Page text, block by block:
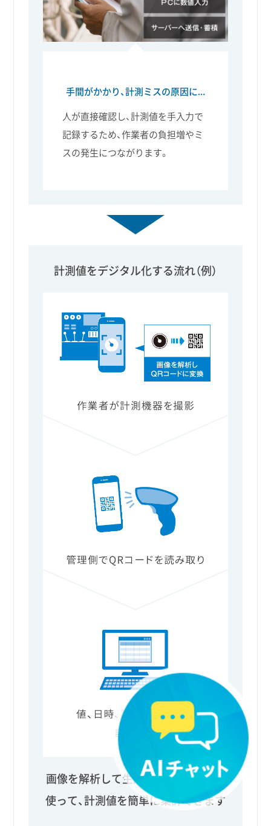
手間がかかり、計測ミスの原因に…
人が直接確認し、計測値を手入力で
記録するため、作業者の負担増やミ
スの発生につながります。
計測値をデジタル化する流れ（例）
画像を解析して生成したQRコードを
使って、計測値を簡単に集計できます